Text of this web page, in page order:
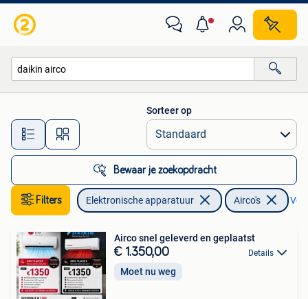
Alle afstanden…
Sorteer op
Bewaar je zoekopdracht
Filters Elektronische apparatuur Airco's
Airco snel geleverd en geplaatst
€ 1.350,00 Details
Moet nu weg